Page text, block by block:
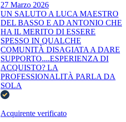
27 Marzo 2026
UN SALUTO A LUCA MAESTRO
DEL BASSO E AD ANTONIO CHE
HA IL MERITO DI ESSERE
SPESSO IN QUALCHE
COMUNITÀ DISAGIATA A DARE
SUPPORTO....ESPERIENZA DI
ACQUISTO? LA
PROFESSIONALITÀ PARLA DA
SOLA
Acquirente verificato